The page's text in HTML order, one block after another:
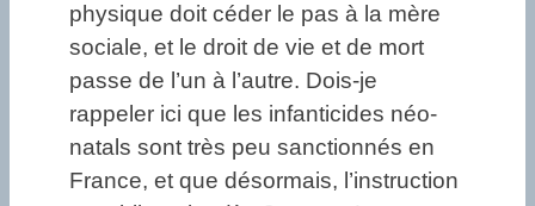
physique doit céder le pas à la mère
sociale, et le droit de vie et de mort
passe de l’un à l’autre. Dois-je
rappeler ici que les infanticides néo-
natals sont très peu sanctionnés en
France, et que désormais, l’instruction